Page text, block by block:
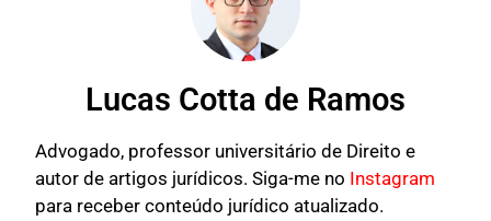
Lucas Cotta de Ramos
Advogado, professor universitário de Direito e
autor de artigos jurídicos. Siga-me no Instagram
para receber conteúdo jurídico atualizado.